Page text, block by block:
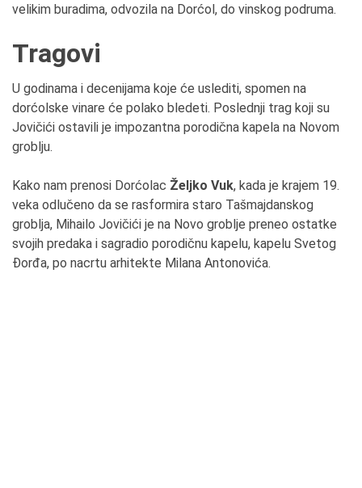
velikim buradima, odvozila na Dorćol, do vinskog podruma.
Tragovi
U godinama i decenijama koje će uslediti, spomen na
dorćolske vinare će polako bledeti. Poslednji trag koji su
Jovičići ostavili je impozantna porodična kapela na Novom
groblju.
Kako nam prenosi Dorćolac Željko Vuk, kada je krajem 19.
veka odlučeno da se rasformira staro Tašmajdanskog
groblja, Mihailo Jovičići je na Novo groblje preneo ostatke
svojih predaka i sagradio porodičnu kapelu, kapelu Svetog
Đorđa, po nacrtu arhitekte Milana Antonovića.